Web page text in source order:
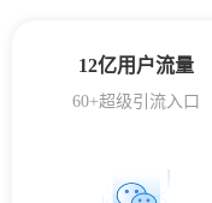
12亿用户流量
60+超级引流入口